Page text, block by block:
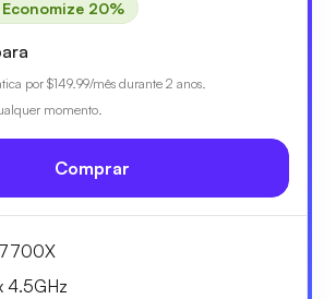
Economize 20%
por $149.99/mês durante 2 anos.
momento.
Comprar
4.5GHz